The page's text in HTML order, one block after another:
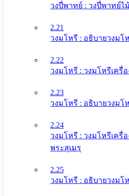
วงปี่พาทย์ : วงปี่พาทย์ไ
2.21
วงมโหรี : อธิบายวงมโ
2.22
วงมโหรี : วงมโหรีเครื่
2.23
วงมโหรี : อธิบายวงมโ
2.24
วงมโหรี : วงมโหรีเครื่
พระสุเมรุ
2.25
วงมโหรี : อธิบายวงมโ